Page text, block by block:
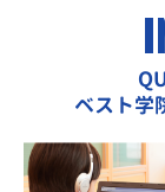
ベスト学